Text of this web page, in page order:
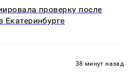
проверку после
38 минут назад